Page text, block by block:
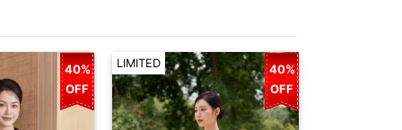
40%
OFF
LIMITED
40%
OFF